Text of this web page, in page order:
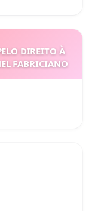
DIREITO À
FABRICIANO